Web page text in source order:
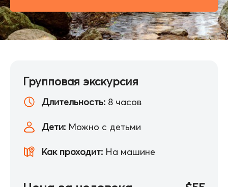
Групповая экскурсия
Длительность: 8 часов
Дети: Можно с детьми
Как проходит: На машине